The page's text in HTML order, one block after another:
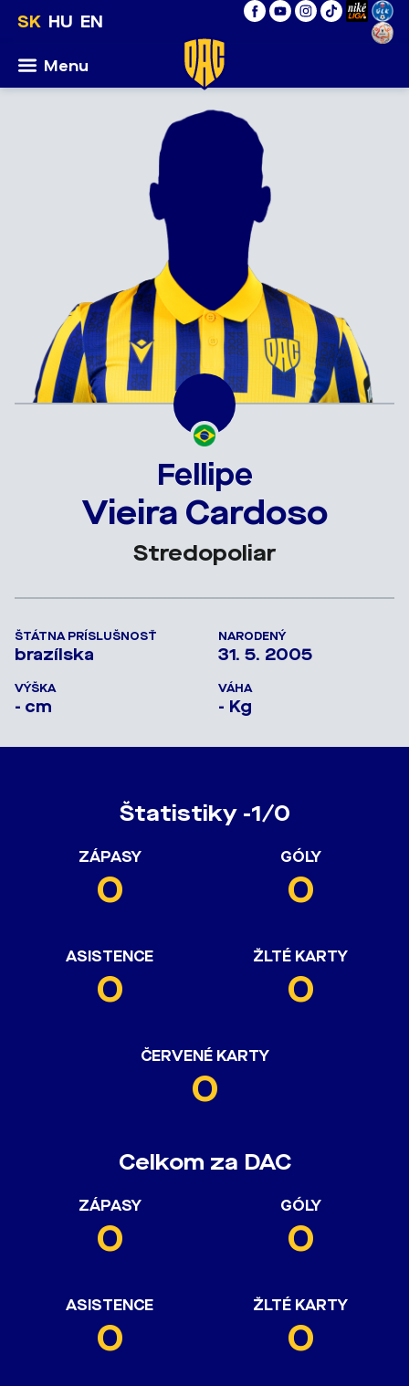
SK HU EN
Menu
Fellipe
Vieira Cardoso
Stredopoliar
ŠTÁTNA PRÍSLUŠNOSŤ
brazílska
NARODENÝ
31. 5. 2005
VÝŠKA
- cm
VÁHA
- Kg
Štatistiky -1/0
ZÁPASY
0
GÓLY
0
ASISTENCE
0
ŽLTÉ KARTY
0
ČERVENÉ KARTY
0
Celkom za DAC
ZÁPASY
0
GÓLY
0
ASISTENCE
0
ŽLTÉ KARTY
0